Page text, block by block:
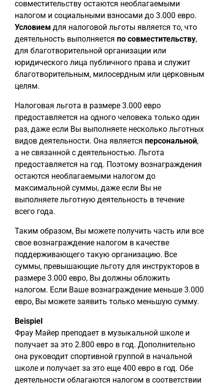
совместительству остаются необлагаемыми
налогом и социальными взносами до 3.000 евро.
Условием для налоговой льготы является то, что
деятельность выполняется по совместительству,
для благотворительной организации или
юридического лица публичного права и служит
благотворительным, милосердным или церковным
целям.
Налоговая льгота в размере 3.000 евро
предоставляется на одного человека только один
раз, даже если Вы выполняете несколько льготных
видов деятельности. Она является персональной,
а не связанной с деятельностью. Льгота
предоставляется на год. Поэтому вознаграждения
остаются необлагаемыми налогом до
максимальной суммы, даже если Вы не
выполняете льготную деятельность в течение
всего года.
Таким образом, Вы можете получить часть или все
свое вознаграждение налогом в качестве
поддерживающего такую организацию. Все
суммы, превышающие льготу для инструкторов в
размере 3.000 евро, Вы должны обложить
налогом. Если Ваше вознаграждение меньше 3.000
евро, Вы можете заявить только меньшую сумму.
Beispiel
Фрау Майер преподает в музыкальной школе и
получает за это 2.800 евро в год. Дополнительно
она руководит спортивной группой в начальной
школе и получает за это еще 400 евро в год. Обе
деятельности облагаются налогом в соответствии